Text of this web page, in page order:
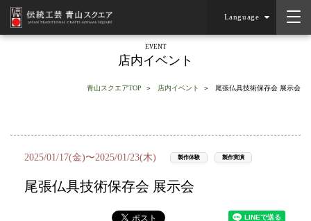
Language
EVENT
店内イベント
青山スクエアTOP 店内イベント 尾張仏具技術保存会 展示会
2025/01/17(金)〜2025/01/23(木) 製作体験 製作実演
尾張仏具技術保存会 展示会